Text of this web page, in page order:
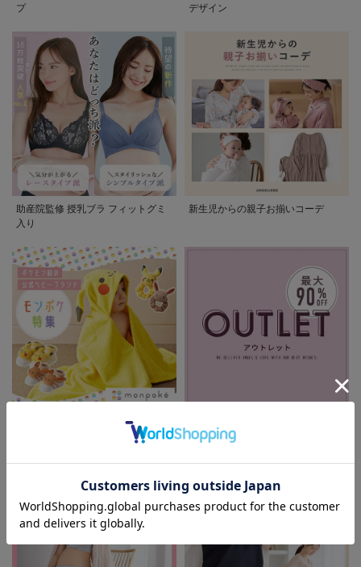
プ
デザイン
助産院監修 授乳ブラ フィットグミ
入り
新生児からの親子お揃いコーデ